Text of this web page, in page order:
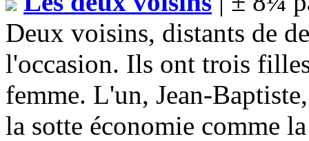
Deux voisins, distants de
l'occasion. Ils ont trois
femme. L'un, Jean-
la sotte économie comme